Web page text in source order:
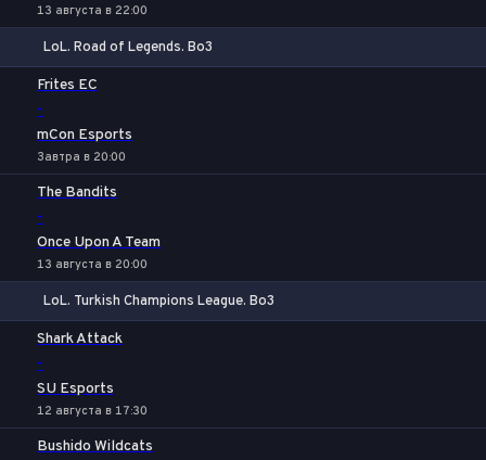
13 августа в 22:00
LoL. Road of Legends. Bo3
Frites EC
-
mCon Esports
Завтра в 20:00
The Bandits
-
Once Upon A Team
13 августа в 20:00
LoL. Turkish Champions League. Bo3
Shark Attack
-
SU Esports
12 августа в 17:30
Bushido Wildcats